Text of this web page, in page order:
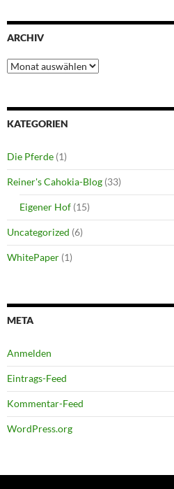
ARCHIV
Archiv
KATEGORIEN
Die Pferde (1)
Reiner's Cahokia-Blog (33)
Eigener Hof (15)
Uncategorized (6)
WhitePaper (1)
META
Anmelden
Eintrags-Feed
Kommentar-Feed
WordPress.org